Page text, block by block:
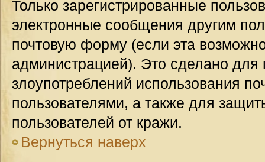
Только зарегистрированные
электронные сообщения другим
почтовую форму (если эта
администрацией). Это сделано для
злоупотреблений использования
пользователями, а также для
пользователей от кражи.
Вернуться наверх